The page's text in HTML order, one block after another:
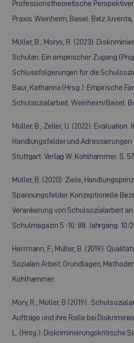
Professionstheoretische
Praxis. Weinheim, Basel: Belz Juventa,
Müller, B.; Morys, R. (2023):
Schulen. Ein empirischer Zugang
Schlussfolgerungen für die
Baur, Katharina (Hrsg.): Empirische
Schulsozialarbeit. Weinheim/Basel:
Müller, B.; Zeller, U. (2022): Evaluation.
Handlungsfelder und Adressierungen
Stuttgart: Verlag W. Kohlhammer. S.
Müller, B. (2020): Ziele,
Spannungsfelder. Konzeptionelle
Verankerung von Schulsozialarbeit an
Schulmagazin 5 -10. 88. Jahrgang. 10/
Herrmann, F.; Müller, B. (2019):
Sozialen Arbeit. Grundlagen,
Kohlhammer.
Mory, R.; Müller, B (2019).:
Aufträge und ihre Rolle bei
L. (Hrsg.): Diskriminierungskritische